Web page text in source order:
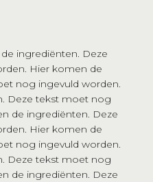
ingrediënten. Deze
Hier komen de
nog ingevuld worden.
Deze tekst moet nog
de ingrediënten. Deze
Hier komen de
nog ingevuld worden.
Deze tekst moet nog
de ingrediënten. Deze